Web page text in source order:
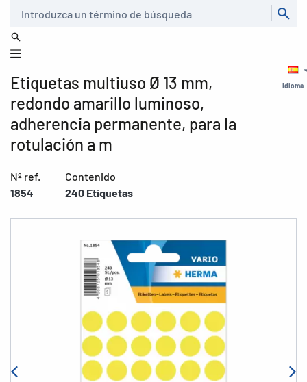
Idioma
Etiquetas multiuso Ø 13 mm,
redondo amarillo luminoso,
adherencia permanente, para la
rotulación a m
Nº ref.
1854
Contenido
240 Etiquetas